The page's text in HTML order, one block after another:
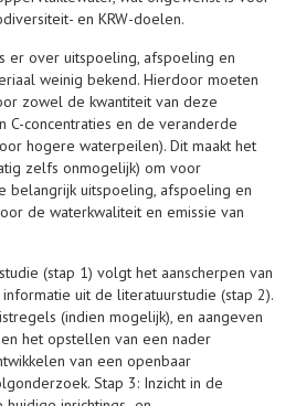
en KRW-doelen.
er over uitspoeling, afspoeling en
weinig bekend. Hierdoor moeten
zowel de kwantiteit van deze
C-concentraties en de veranderde
hogere waterpeilen). Dit maakt het
zelfs onmogelijk) om voor
belangrijk uitspoeling, afspoeling en
de waterkwaliteit en emissie van
(stap 1) volgt het aanscherpen van
uit de literatuurstudie (stap 2).
(indien mogelijk), en aangeven
het opstellen van een nader
van een openbaar
Stap 3: Inzicht in de